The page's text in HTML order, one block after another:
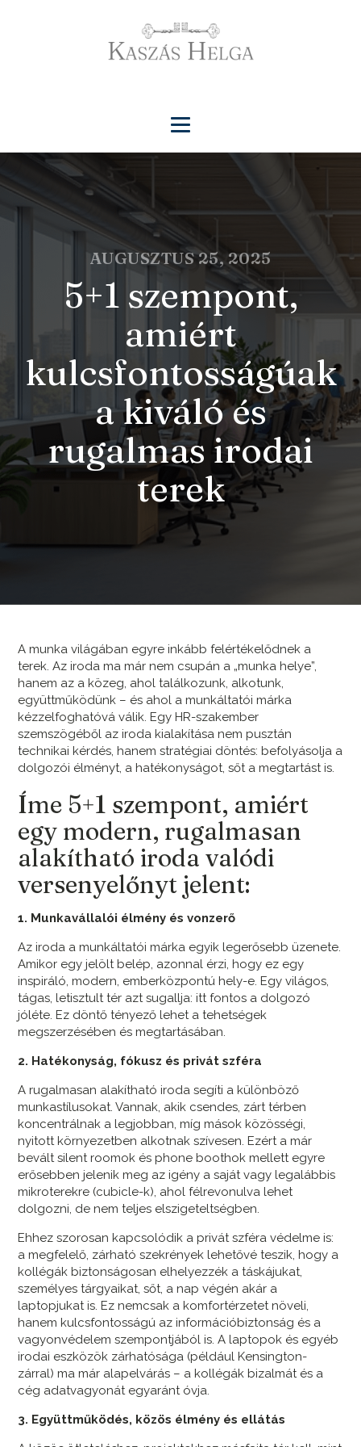
AUGUSZTUS 25, 2025
5+1 szempont,
amiért
kulcsfontosságúak
a kiváló és
rugalmas irodai
terek
A munka világában egyre inkább felértékelődnek a
terek. Az iroda ma már nem csupán a „munka helye”,
hanem az a közeg, ahol találkozunk, alkotunk,
együttműködünk – és ahol a munkáltatói márka
kézzelfoghatóvá válik. Egy HR-szakember
szemszögéből az iroda kialakítása nem pusztán
technikai kérdés, hanem stratégiai döntés: befolyásolja a
dolgozói élményt, a hatékonyságot, sőt a megtartást is.
Íme 5+1 szempont, amiért
egy modern, rugalmasan
alakítható iroda valódi
versenyelőnyt jelent:
1. Munkavállalói élmény és vonzerő
Az iroda a munkáltatói márka egyik legerősebb üzenete.
Amikor egy jelölt belép, azonnal érzi, hogy ez egy
inspiráló, modern, emberközpontú hely-e. Egy világos,
tágas, letisztult tér azt sugallja: itt fontos a dolgozó
jóléte. Ez döntő tényező lehet a tehetségek
megszerzésében és megtartásában.
2. Hatékonyság, fókusz és privát szféra
A rugalmasan alakítható iroda segíti a különböző
munkastílusokat. Vannak, akik csendes, zárt térben
koncentrálnak a legjobban, míg mások közösségi,
nyitott környezetben alkotnak szívesen. Ezért a már
bevált silent roomok és phone boothok mellett egyre
erősebben jelenik meg az igény a saját vagy legalábbis
mikroterekre (cubicle-k), ahol félrevonulva lehet
dolgozni, de nem teljes elszigeteltségben.
Ehhez szorosan kapcsolódik a privát szféra védelme is:
a megfelelő, zárható szekrények lehetővé teszik, hogy a
kollégák biztonságosan elhelyezzék a táskájukat,
személyes tárgyaikat, sőt, a nap végén akár a
laptopjukat is. Ez nemcsak a komfortérzetet növeli,
hanem kulcsfontosságú az információbiztonság és a
vagyonvédelem szempontjából is. A laptopok és egyéb
irodai eszközök zárhatósága (például Kensington-
zárral) ma már alapelvárás – a kollégák bizalmát és a
cég adatvagyonát egyaránt óvja.
3. Együttműködés, közös élmény és ellátás